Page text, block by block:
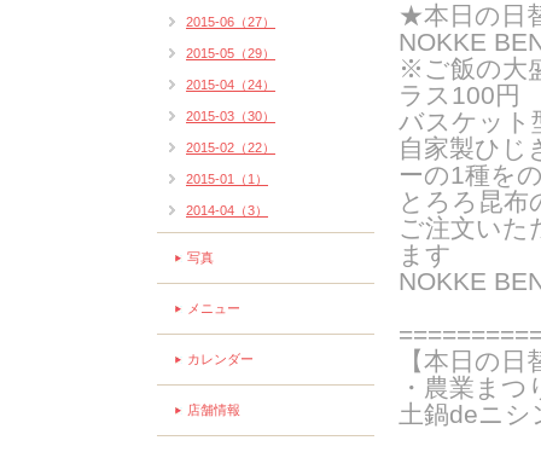
★本日の日
NOKKE
※ご飯の大
ラス100円
バスケット
自家製ひじ
ーの1種を
とろろ昆布
ご注文いた
ま す
NOKKE
【本日の
・農業ま
土鍋deニシ
2015-06（27）
2015-05（29）
2015-04（24）
2015-03（30）
2015-02（22）
2015-01（1）
2014-04（3）
写真
メニュー
カレンダー
店舗情報